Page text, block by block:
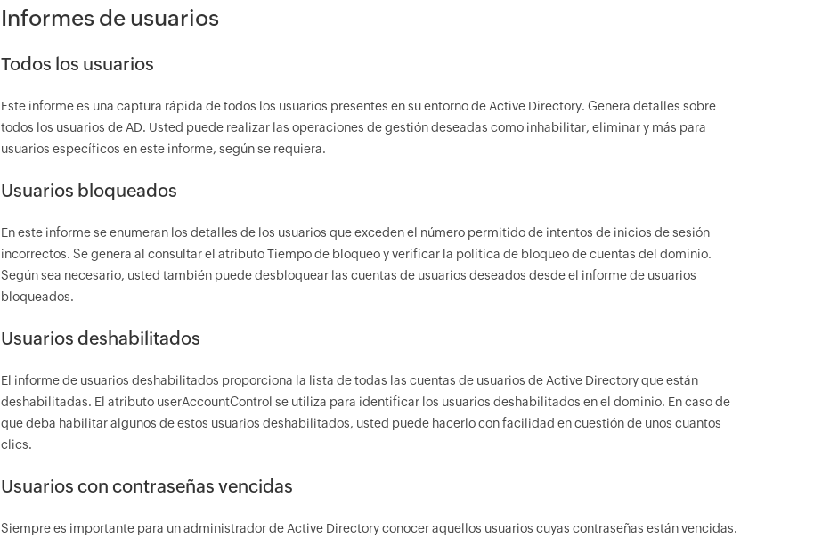
Informes de usuarios
Todos los usuarios
Este informe es una captura rápida de todos los usuarios presentes en su entorno de Active Directory. Genera detalles sobre
todos los usuarios de AD. Usted puede realizar las operaciones de gestión deseadas como inhabilitar, eliminar y más para
usuarios específicos en este informe, según se requiera.
Usuarios bloqueados
En este informe se enumeran los detalles de los usuarios que exceden el número permitido de intentos de inicios de sesión
incorrectos. Se genera al consultar el atributo Tiempo de bloqueo y verificar la política de bloqueo de cuentas del dominio.
Según sea necesario, usted también puede desbloquear las cuentas de usuarios deseados desde el informe de usuarios
bloqueados.
Usuarios deshabilitados
El informe de usuarios deshabilitados proporciona la lista de todas las cuentas de usuarios de Active Directory que están
deshabilitadas. El atributo userAccountControl se utiliza para identificar los usuarios deshabilitados en el dominio. En caso de
que deba habilitar algunos de estos usuarios deshabilitados, usted puede hacerlo con facilidad en cuestión de unos cuantos
clics.
Usuarios con contraseñas vencidas
Siempre es importante para un administrador de Active Directory conocer aquellos usuarios cuyas contraseñas están vencidas.